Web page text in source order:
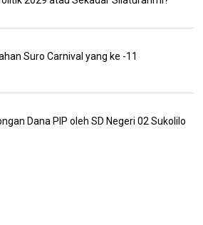
Suro Carnival yang ke -11
Dana PIP oleh SD Negeri 02 Sukolilo